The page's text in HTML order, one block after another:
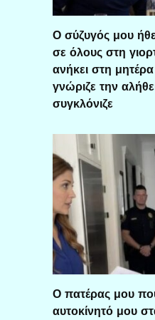
Ο σύζυγός μου
σε όλους στη
ανήκει στη
γνώριζε την
συγκλόνιζε
Ο πατέρας μου
αυτοκίνητό μου